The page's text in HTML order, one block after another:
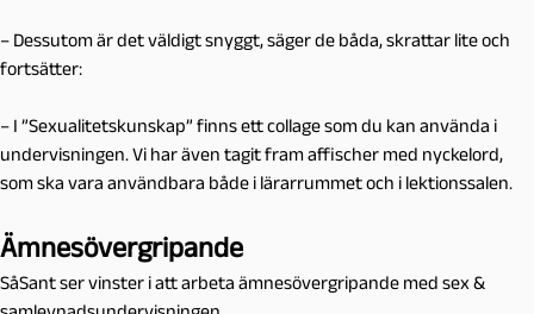
– Dessutom är det väldigt snyggt, säger de båda, skrattar lite och
fortsätter:
– I ”Sexualitetskunskap” finns ett collage som du kan använda i
undervisningen. Vi har även tagit fram affischer med nyckelord,
som ska vara användbara både i lärarrummet och i lektionssalen.
Ämnesövergripande
SåSant ser vinster i att arbeta ämnesövergripande med sex &